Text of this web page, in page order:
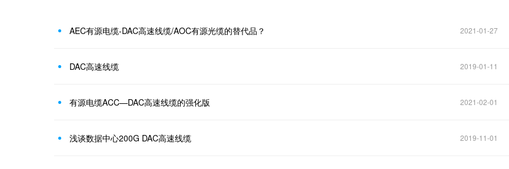
AEC有源电缆-DAC高速线缆/AOC有源光缆的替代品？ 2021-01-27
DAC高速线缆 2019-01-11
有源电缆ACC—DAC高速线缆的强化版 2021-02-01
浅谈数据中心200G DAC高速线缆 2019-11-01